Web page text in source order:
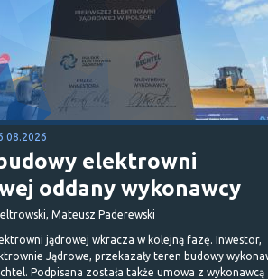
elektrowni
oddany wykonawcy
Mateusz Paderewski
jądrowej wkracza w kolejną fazę. Inwestor,
Jądrowe, przekazały teren budowy
Podpisana została także umowa z wykonawcą